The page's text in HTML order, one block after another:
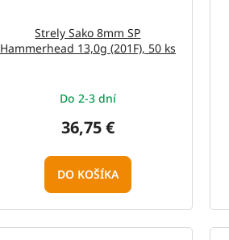
Strely Sako 8mm SP
Hammerhead 13,0g (201F), 50 ks
Do 2-3 dní
36,75 €
DO KOŠÍKA